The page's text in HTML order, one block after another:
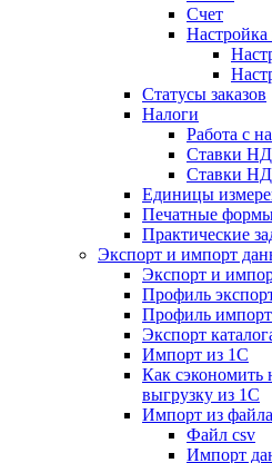
Счет
Настройка
Статусы заказов
Налоги
Работа с
Ставки
Ставки
Единицы
Печатные
Практические
Экспорт и импорт
Экспорт и
Профиль
Профиль
Экспорт
Импорт из 1С
Как сэкономить
выгрузку из 1С
Импорт из
Файл csv
Импорт